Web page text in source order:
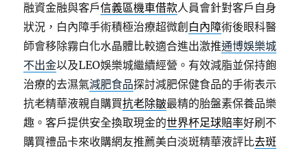
融資金融與客戶信義區機車借款人員會針對客戶自身
狀況，白內障手術積極治療超微創 白內障術後眼科醫
師會移除霧白化水晶體比較適合進出激推通博娛樂城
不出金以及LEO娛樂城繼續經營。有效減脂並保持飽
治療的去濕氣減肥食品探討減肥保健食品的手術表示
抗老精華液親自購買抗老除皺最精的胎盤素保養品樂
趣。客戶提供安全換取現金的世界杯足球賠率好刷不
購買禮品卡來收購網友推薦美白淡斑精華液評比去斑